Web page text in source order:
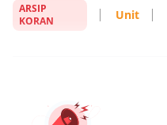
ARSIP
KORAN
Unit